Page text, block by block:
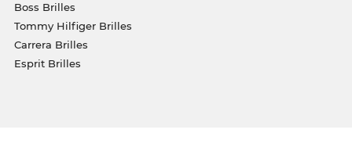
Boss Brilles
Tommy Hilfiger Brilles
Carrera Brilles
Esprit Brilles